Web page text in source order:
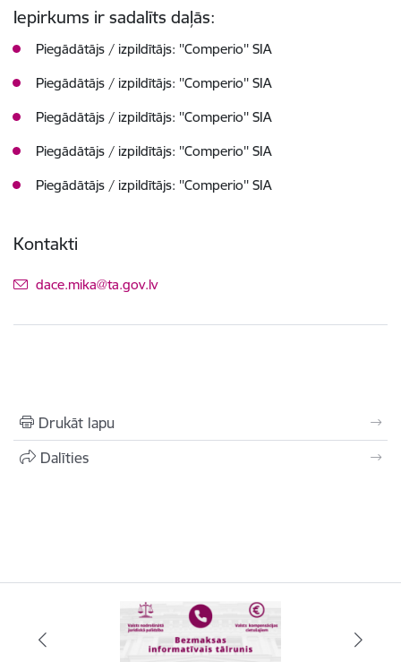
Iepirkums ir sadalīts daļās:
Piegādātājs / izpildītājs: ''Comperio'' SIA
Piegādātājs / izpildītājs: ''Comperio'' SIA
Piegādātājs / izpildītājs: ''Comperio'' SIA
Piegādātājs / izpildītājs: ''Comperio'' SIA
Piegādātājs / izpildītājs: ''Comperio'' SIA
Kontakti
E-pasts:
dace.mika@ta.gov.lv
Drukāt lapu
Dalīties